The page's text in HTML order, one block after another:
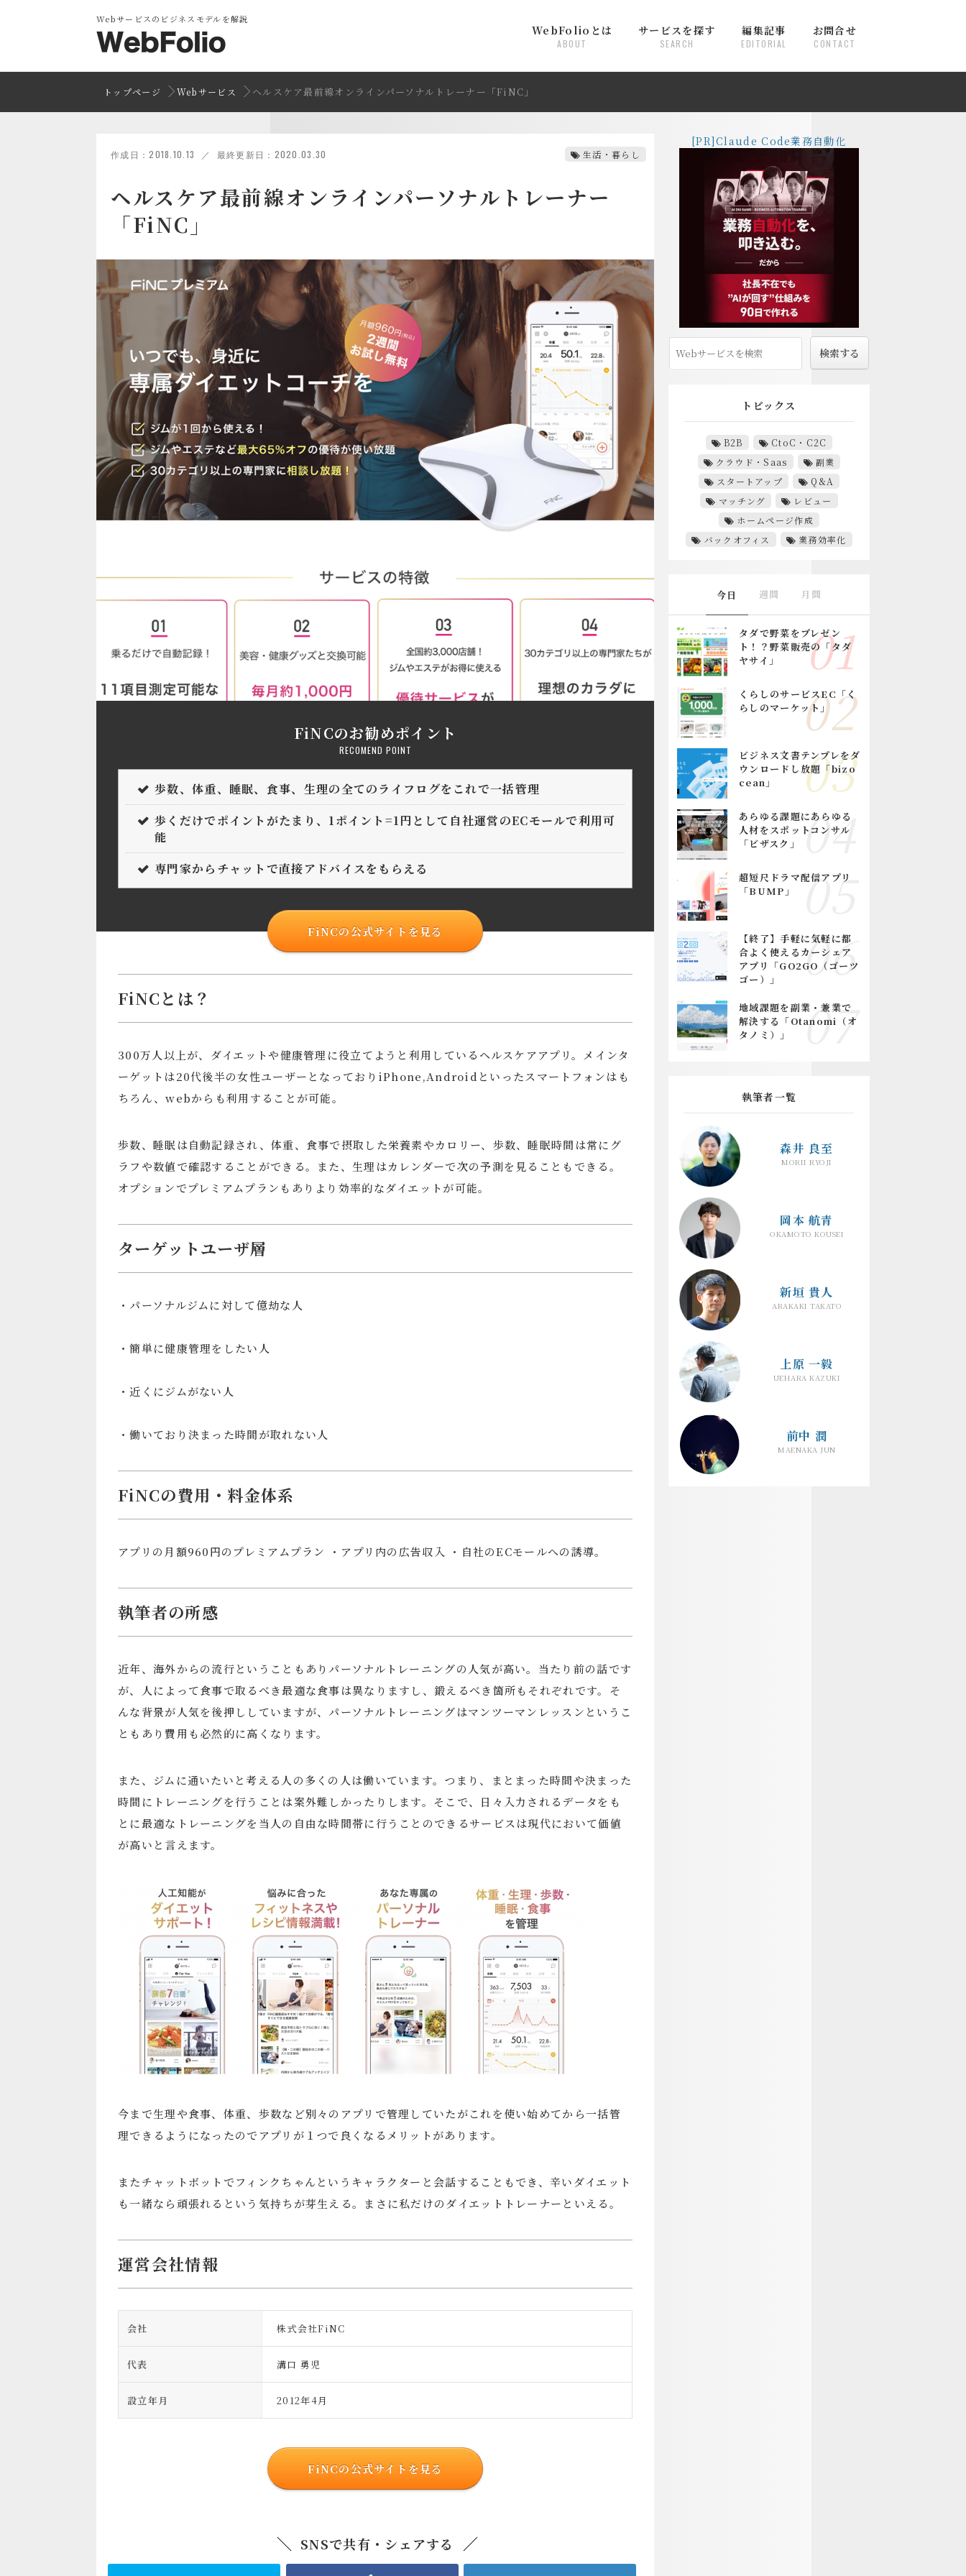
Webサービスのビジネスモデルを解説
WebFolioとは
ABOUT
サービスを探す
SEARCH
編集記事
EDITORIAL
お問合せ
CONTACT
トップページ Webサービス ヘルスケア最前線オンラインパーソナルトレーナー「FiNC」
作成日：2018.10.13 ／ 最終更新日：2020.03.30 生活・暮らし
ヘルスケア最前線オンラインパーソナルトレーナー
「FiNC」
FiNCのお勧めポイント
RECOMEND POINT
歩数、体重、睡眠、食事、生理の全てのライフログをこれで一括管理
歩くだけでポイントがたまり、1ポイント=1円として自社運営のECモールで利用可
能
専門家からチャットで直接アドバイスをもらえる
FiNCの公式サイトを見る
FiNCとは？
300万人以上が、ダイエットや健康管理に役立てようと利用しているヘルスケアアプリ。メインタ
ーゲットは20代後半の女性ユーザーとなっておりiPhone,Androidといったスマートフォンはも
ちろん、webからも利用することが可能。
歩数、睡眠は自動記録され、体重、食事で摂取した栄養素やカロリー、歩数、睡眠時間は常にグ
ラフや数値で確認することができる。また、生理はカレンダーで次の予測を見ることもできる。
オプションでプレミアムプランもありより効率的なダイエットが可能。
ターゲットユーザ層
・パーソナルジムに対して億劫な人
・簡単に健康管理をしたい人
・近くにジムがない人
・働いており決まった時間が取れない人
FiNCの費用・料金体系
アプリの月額960円のプレミアムプラン ・アプリ内の広告収入 ・自社のECモールへの誘導。
執筆者の所感
近年、海外からの流行ということもありパーソナルトレーニングの人気が高い。当たり前の話です
が、人によって食事で取るべき最適な食事は異なりますし、鍛えるべき箇所もそれぞれです。そ
んな背景が人気を後押ししていますが、パーソナルトレーニングはマンツーマンレッスンというこ
ともあり費用も必然的に高くなります。
また、ジムに通いたいと考える人の多くの人は働いています。つまり、まとまった時間や決まった
時間にトレーニングを行うことは案外難しかったりします。そこで、日々入力されるデータをも
とに最適なトレーニングを当人の自由な時間帯に行うことのできるサービスは現代において価値
が高いと言えます。
今まで生理や食事、体重、歩数など別々のアプリで管理していたがこれを使い始めてから一括管
理できるようになったのでアプリが１つで良くなるメリットがあります。
またチャットボットでフィンクちゃんというキャラクターと会話することもでき、辛いダイエット
も一緒なら頑張れるという気持ちが芽生える。まさに私だけのダイエットトレーナーといえる。
運営会社情報
会社 株式会社FiNC
代表 溝口 勇児
設立年月 2012年4月
FiNCの公式サイトを見る
SNSで共有・シェアする
[PR]Claude Code業務自動化
トピックス
B2B
CtoC・C2C
クラウド・Saas
副業
スタートアップ
Q&A
マッチング
レビュー
ホームページ作成
バックオフィス
業務効率化
今日 週間 月間
タダで野菜をプレゼン
ト！？野菜販売の「タダ
ヤサイ」
くらしのサービスEC「く
らしのマーケット」
ビジネス文書テンプレをダ
ウンロードし放題「bizo
cean」
あらゆる課題にあらゆる
人材をスポットコンサル
「ビザスク」
超短尺ドラマ配信アプリ
「BUMP」
【終了】手軽に気軽に都
合よく使えるカーシェア
アプリ「GO2GO（ゴーツ
ゴー）」
地域課題を副業・兼業で
解決する「Otanomi（オ
タノミ）」
執筆者一覧
森井 良至
MORII RYOJI
岡本 航青
OKAMOTO KOUSEI
新垣 貴人
ARAKAKI TAKATO
上原 一毅
UEHARA KAZUKI
前中 潤
MAENAKA JUN